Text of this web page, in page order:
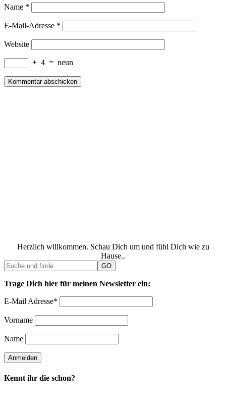
Name *
E-Mail-Adresse *
Website
+ 4 = neun
Herzlich willkommen. Schau Dich um und fühl Dich wie zu
Hause..
Trage Dich hier für meinen Newsletter ein:
E-Mail Adresse*
Vorname
Name
Kennt ihr die schon?